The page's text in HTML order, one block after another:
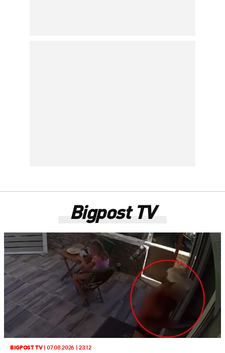
Bigpost TV
BIGPOST TV|07.08.2026 | 23:12